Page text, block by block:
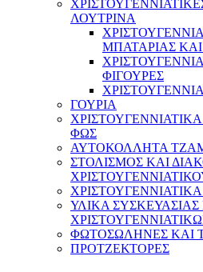
ΛΟΥΤΡΙΝΑ
ΜΠΑΤΑΡΙΑΣ
ΦΙΓΟΥΡΕΣ
ΓΟΥΡΙΑ
ΦΩΣ
ΑΥΤΟΚΟΛΛΗΤΑ
ΣΤΟΛΙΣΜΟΣ ΚΑΙ
ΥΛΙΚΑ ΣΥΣΚΕΥΑΣΙΑΣ
ΦΩΤΟΣΩΛΗΝΕΣ ΚΑΙ
ΠΡΟΤΖΕΚΤΟΡΕΣ